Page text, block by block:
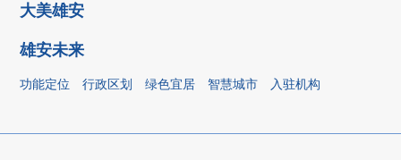
大美雄安
雄安未来
功能定位 行政区划 绿色宜居 智慧城市 入驻机构